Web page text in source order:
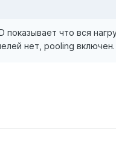
что вся
нет, pooling включен.